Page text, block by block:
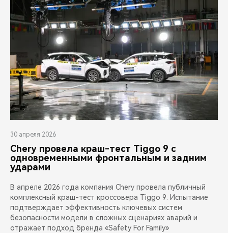
30 апреля 2026
Chery провела краш-тест Tiggo 9 с
одновременными фронтальным и задним
ударами
В апреле 2026 года компания Chery провела публичный
комплексный краш-тест кроссовера Tiggo 9. Испытание
подтверждает эффективность ключевых систем
безопасности модели в сложных сценариях аварий и
отражает подход бренда «Safety For Family»